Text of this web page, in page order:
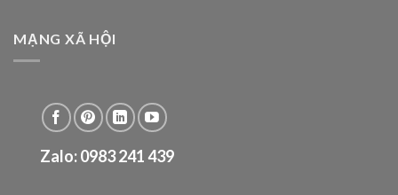
MẠNG XÃ HỘI
Zalo: 0983 241 439